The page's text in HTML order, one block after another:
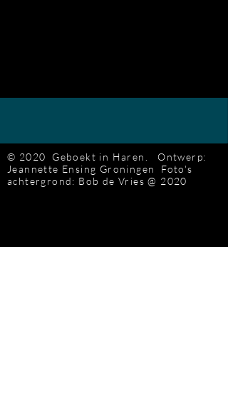
© 2020 Geboekt in Haren.Ontwerp:
Jeannette Ensing Groningen Foto's
achtergrond: Bob de Vries@ 2020